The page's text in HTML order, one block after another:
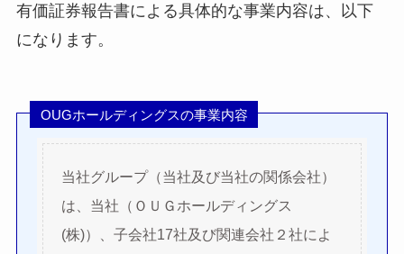
有価証券報告書による具体的な事業内容は、以下
になります。
OUGホールディングスの事業内容
当社グループ（当社及び当社の関係会社）
は、当社（ＯＵＧホールディングス
(株)）、子会社17社及び関連会社２社によ